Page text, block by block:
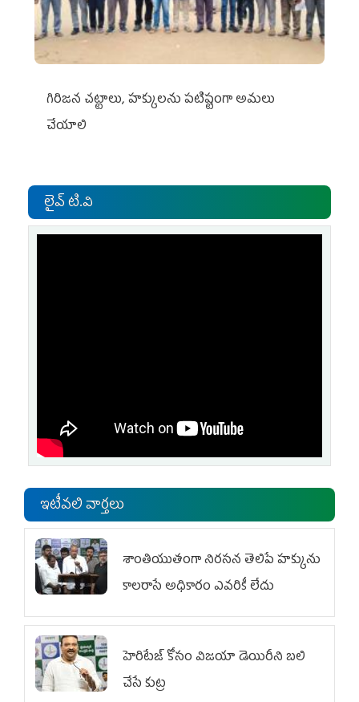
గిరిజన చట్టాలు, హక్కులను పటిష్టంగా అమలు
చేయాలి
లైవ్ టి.వి
ఇటీవలి వార్తలు
శాంతియుతంగా నిరసన తెలిపే హక్కును
కాలరాసే అధికారం ఎవరికీ లేదు
హెరిటేజ్ కోసం విజయా డెయిరీని బలి
చేసే కుట్ర‌